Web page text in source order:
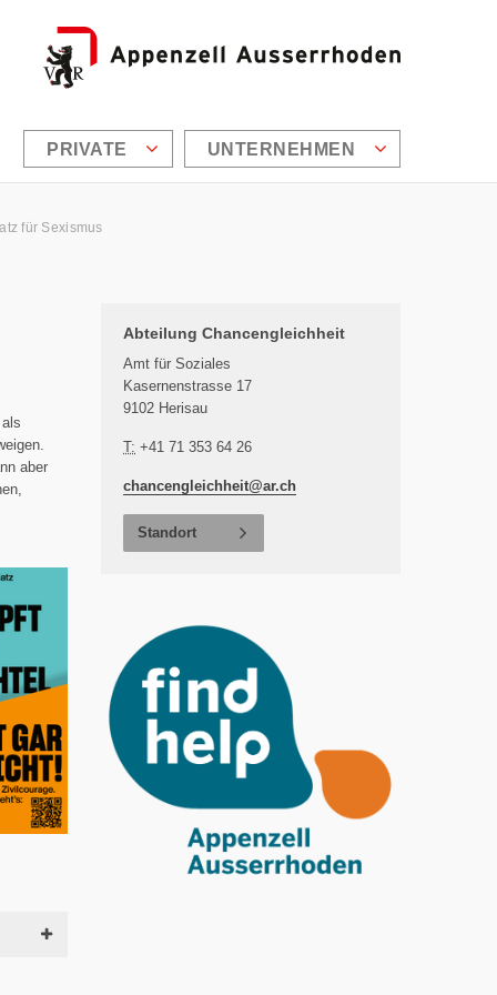
PRIVATE UNTERNEHMEN
für Sexismus
aber
Abteilung Chancengleichheit
Amt für Soziales
Kasernenstrasse 17
9102 Herisau
T: +41 71 353 64 26
chancengleichheit@ar.ch
Standort